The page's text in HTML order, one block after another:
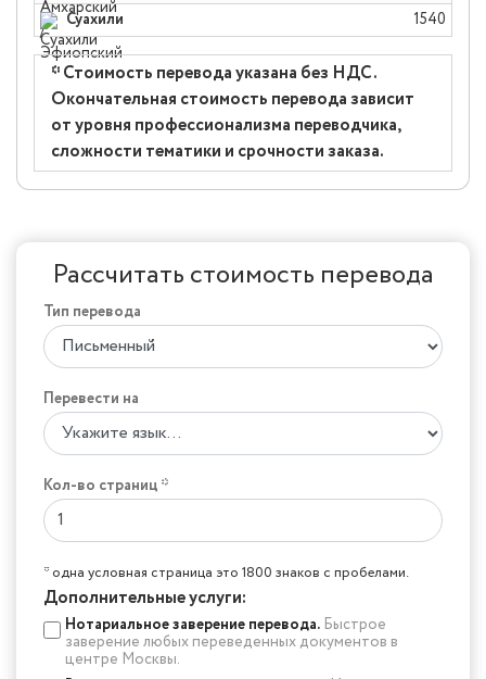
Суахили 1540
* Стоимость перевода указана без НДС.
Окончательная стоимость перевода зависит
от уровня профессионализма переводчика,
сложности тематики и срочности заказа.
Рассчитать стоимость перевода
Тип перевода
Перевести на
Кол-во страниц *
* одна условная страница это 1800 знаков с пробелами.
Дополнительные услуги:
Нотариальное заверение перевода. Быстрое
заверение любых переведенных документов в
центре Москвы.